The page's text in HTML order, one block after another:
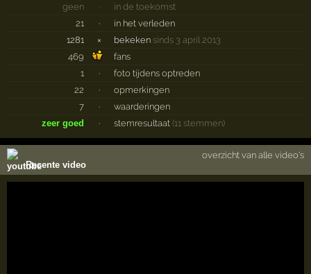
geen
·
in de toekomst
21
·
in het verleden
1281
× bekeken sinds 3 april 2013
469
fans
1
·
foto tijdens optreden
22
·
opmerkingen
7
·
waarderingen
zeer goed
· stemresultaat (11 stemmen)
Recente video
overzicht van alle video's